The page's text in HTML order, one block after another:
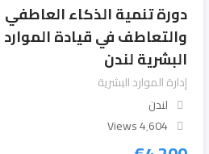
دورة تنمية الذكاء العاطفي
والتعاطف في قيادة الموارد
البشرية لندن
إدارة الموارد البشرية
لندن
4٬604 Views